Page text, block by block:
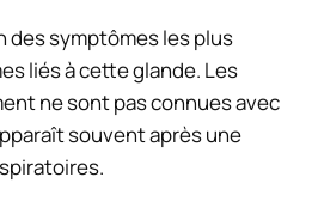
des symptômes les plus
liés à cette glande. Les
ne sont pas connues avec
souvent après une